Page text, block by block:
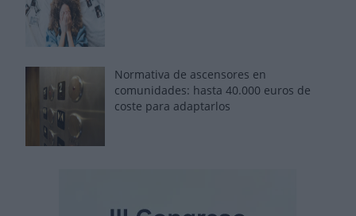
Normativa de ascensores en
comunidades: hasta 40.000 euros de
coste para adaptarlos